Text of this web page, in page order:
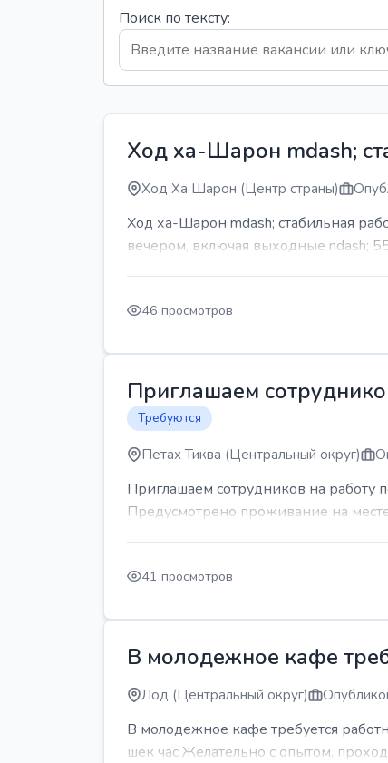
Поиск по тексту:
Ход ха-Шарон mdash;
Ход Ха Шарон (Центр страны)
Ход ха-Шарон mdash; стабильная
вечером, включая выходные ndash;
46 просмотров
Приглашаем
Требуются
Петах Тиква (Центральный округ)
Приглашаем сотрудников на работу
Предусмотрено проживание на
41 просмотров
В молодежное кафе
Лод (Центральный округ)
В молодежное кафе требуется
шек час Желательно с опытом,